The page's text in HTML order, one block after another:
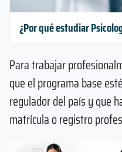
¿Por qué estudiar
Para trabajar
que el programa base
regulador del país y que
matrícula o registro